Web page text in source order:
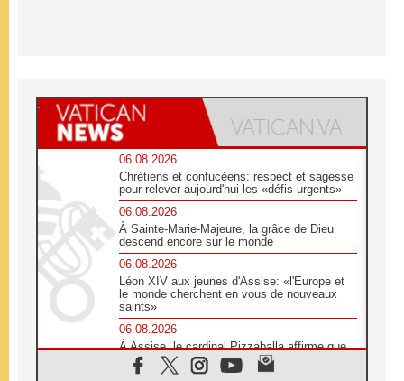
06.08.2026
Chrétiens et confucéens: respect et sagesse
pour relever aujourd'hui les «défis urgents»
06.08.2026
À Sainte-Marie-Majeure, la grâce de Dieu
descend encore sur le monde
06.08.2026
Léon XIV aux jeunes d'Assise: «l'Europe et
le monde cherchent en vous de nouveaux
saints»
06.08.2026
À Assise, le cardinal Pizzaballa affirme que
«les chrétiens veulent la paix»